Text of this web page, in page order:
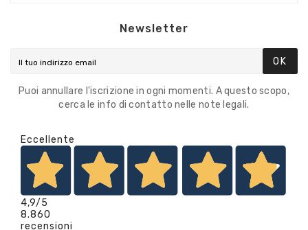
Newsletter
OK
Puoi annullare l'iscrizione in ogni momenti. A questo scopo,
cerca le info di contatto nelle note legali.
Eccellente
4,9/5
8.860
recensioni